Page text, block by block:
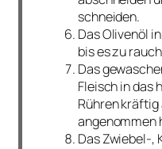
schneiden.
Das Olivenöl
bis es zu
Das
Fleisch in das
Rühren kräftig
angenommen
Das Zwiebel-,